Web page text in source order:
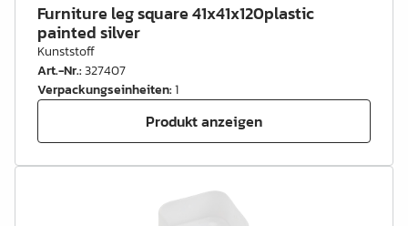
Furniture leg square 41x41x120plastic
painted silver
Kunststoff
Art.-Nr.:327407
Verpackungseinheiten:1
Produkt anzeigen